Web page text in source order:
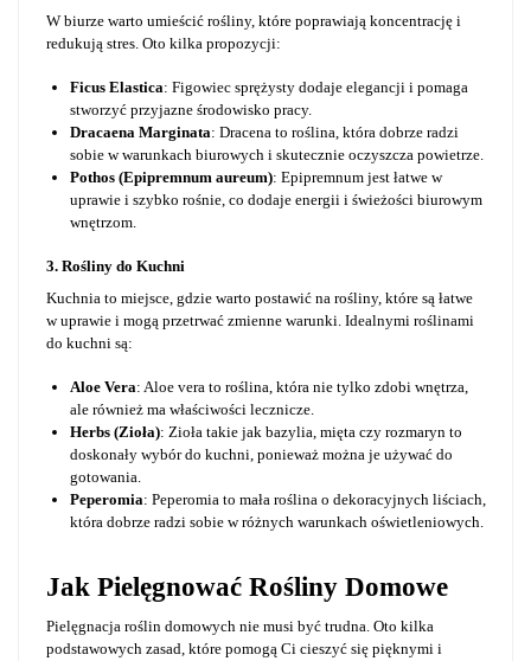
W biurze warto umieścić rośliny, które poprawiają koncentrację i
redukują stres. Oto kilka propozycji:
Ficus Elastica: Figowiec sprężysty dodaje elegancji i pomaga
stworzyć przyjazne środowisko pracy.
Dracaena Marginata: Dracena to roślina, która dobrze radzi
sobie w warunkach biurowych i skutecznie oczyszcza powietrze.
Pothos (Epipremnum aureum): Epipremnum jest łatwe w
uprawie i szybko rośnie, co dodaje energii i świeżości biurowym
wnętrzom.
3. Rośliny do Kuchni
Kuchnia to miejsce, gdzie warto postawić na rośliny, które są łatwe
w uprawie i mogą przetrwać zmienne warunki. Idealnymi roślinami
do kuchni są:
Aloe Vera: Aloe vera to roślina, która nie tylko zdobi wnętrza,
ale również ma właściwości lecznicze.
Herbs (Zioła): Zioła takie jak bazylia, mięta czy rozmaryn to
doskonały wybór do kuchni, ponieważ można je używać do
gotowania.
Peperomia: Peperomia to mała roślina o dekoracyjnych liściach,
która dobrze radzi sobie w różnych warunkach oświetleniowych.
Jak Pielęgnować Rośliny Domowe
Pielęgnacja roślin domowych nie musi być trudna. Oto kilka
podstawowych zasad, które pomogą Ci cieszyć się pięknymi i